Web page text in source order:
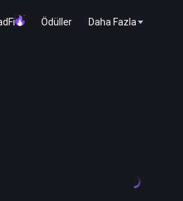
Ödüller Daha Fazla